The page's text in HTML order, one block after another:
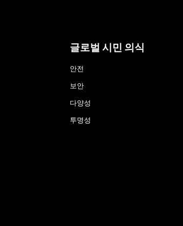
글로벌 시민 의식
안전
보안
다양성
투명성